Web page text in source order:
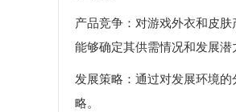
产品竞争：对游戏外衣和皮
能够确定其供需情况和发展潜
发展策略：通过对发展环境
略。